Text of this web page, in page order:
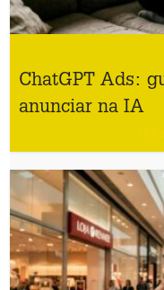
ChatGPT Ads:
anunciar na IA